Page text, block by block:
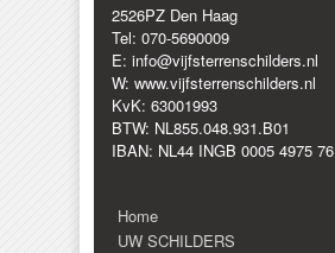
2526PZ Den Haag
Tel: 070-5690009
E: info@vijfsterrenschilders.nl
W: www.vijfsterrenschilders.nl
KvK: 63001993
BTW: NL855.048.931.B01
IBAN: NL44 INGB 0005 4975 76
Home
UW SCHILDERS